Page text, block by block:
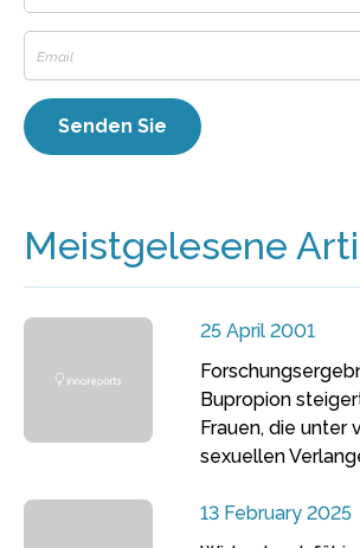
Meistgelesene
25 April 2001
Bupropion
Frauen, die unter
sexuellen
13 February 2025